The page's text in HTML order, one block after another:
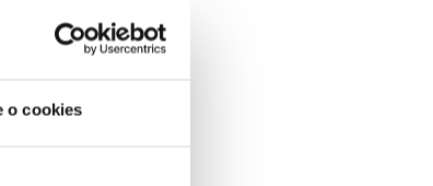
o cookies